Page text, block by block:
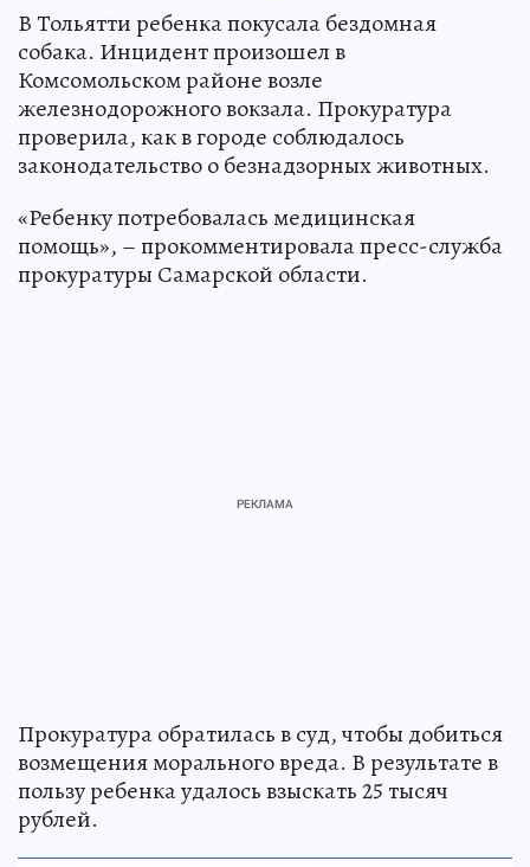
В Тольятти ребенка покусала бездомная
собака. Инцидент произошел в
Комсомольском районе возле
железнодорожного вокзала. Прокуратура
проверила, как в городе соблюдалось
законодательство о безнадзорных животных.
«Ребенку потребовалась медицинская
помощь», – прокомментировала пресс-служба
прокуратуры Самарской области.
Прокуратура обратилась в суд, чтобы добиться
возмещения морального вреда. В результате в
пользу ребенка удалось взыскать 25 тысяч
рублей.